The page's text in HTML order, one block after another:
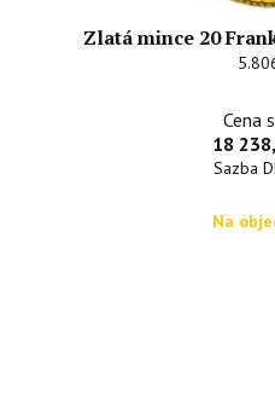
Zlatá mince 20
Cena
18
Sazba
Na